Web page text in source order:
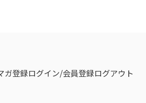
ガ登録ログイン/会員登録ログアウト